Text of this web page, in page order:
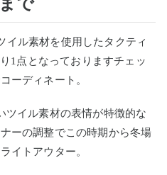
イル素材を使用したタクティ
1点となっておりますチェッ
ーディネート。
ツイル素材の表情が特徴的な
ーの調整でこの時期から冬場
イトアウター。